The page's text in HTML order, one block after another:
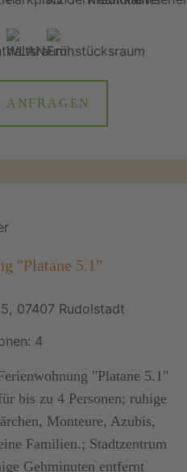
ANFRAGEN
"Platane 5.1"
07407 Rudolstadt
4
"Platane 5.1"
bis zu 4 Personen; ruhige
Monteure, Azubis,
Familien.; Stadtzentrum
Gehminuten entfernt